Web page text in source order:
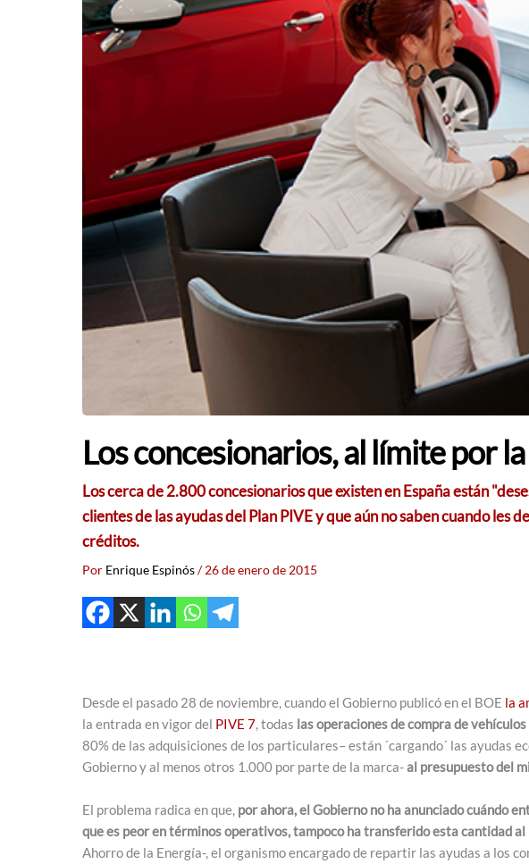
Los concesionarios, al límite por
Los cerca de 2.800 concesionarios que existen en España están
clientes de las ayudas del Plan PIVE y que aún no saben cuando
créditos.
Por Enrique Espinós/26 de enero de 2015
Desde el pasado 28 de noviembre, cuando el Gobierno publicó en el BOE la
la entrada en vigor del PIVE 7, todas las operaciones de compra de
80% de las adquisiciones de los particulares– están ´cargando´ las ayudas
Gobierno y al menos otros 1.000 por parte de la marca-al presupuesto del
El problema radica en que, por ahora, el Gobierno no ha anunciado cuándo
que es peor en términos operativos, tampoco ha transferido esta cantidad al
Ahorro de la Energía-, el organismo encargado de repartir las ayudas a los